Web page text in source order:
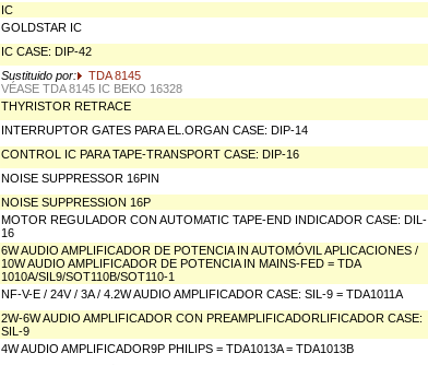
IC
GOLDSTAR IC
IC CASE: DIP-42
Sustituido por:
TDA 8145
VÉASE TDA 8145 IC BEKO 16328
THYRISTOR RETRACE
INTERRUPTOR GATES PARA EL.ORGAN CASE: DIP-14
CONTROL IC PARA TAPE-TRANSPORT CASE: DIP-16
NOISE SUPPRESSOR 16PIN
NOISE SUPPRESSION 16P
MOTOR REGULADOR CON AUTOMATIC TAPE-END INDICADOR CASE: DIL-
16
6W AUDIO AMPLIFICADOR DE POTENCIA IN AUTOMÓVIL APLICACIONES /
10W AUDIO AMPLIFICADOR DE POTENCIA IN MAINS-FED = TDA
1010A/SIL9/SOT110B/SOT110-1
NF-V-E / 24V / 3A / 4.2W AUDIO AMPLIFICADOR CASE: SIL-9 = TDA1011A
2W-6W AUDIO AMPLIFICADOR CON PREAMPLIFICADORLIFICADOR CASE:
SIL-9
4W AUDIO AMPLIFICADOR9P PHILIPS = TDA1013A = TDA1013B